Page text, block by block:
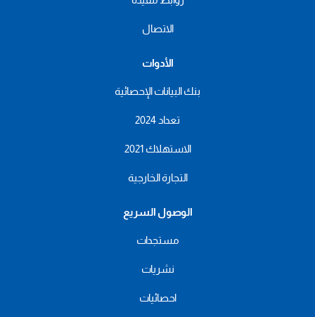
الاتصال
الأدوات
بنك البيانات الإحصائية
تعداد 2024
الاستهلاك 2021
التجارة الخارجية
الوصول السريع
مستجدات
نشريات
احصائيات